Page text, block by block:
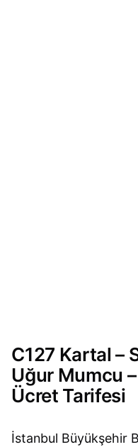
C127 Kartal –
Uğur Mumcu
Ücret Tarifesi
İstanbul Büyükşehir